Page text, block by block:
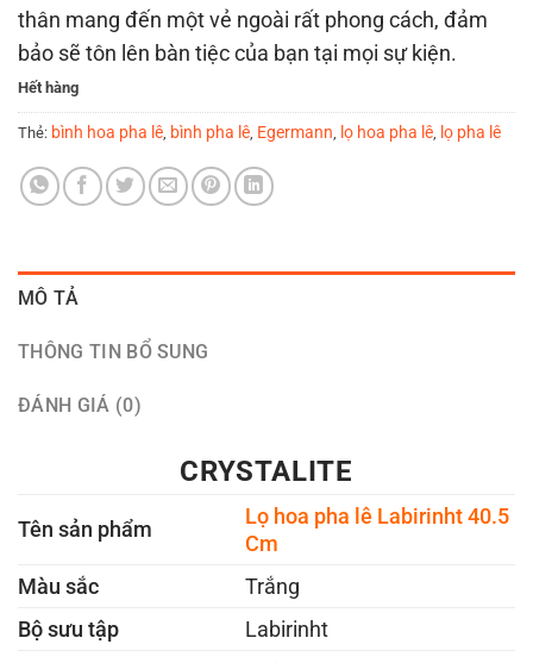
thân mang đến một vẻ ngoài rất phong cách, đảm
bảo sẽ tôn lên bàn tiệc của bạn tại mọi sự kiện.
Hết hàng
Thẻ: bình hoa pha lê, bình pha lê, Egermann, lọ hoa pha lê, lọ pha lê
MÔ TẢ
THÔNG TIN BỔ SUNG
ĐÁNH GIÁ (0)
CRYSTALITE
Tên sản phẩm
Lọ hoa pha lê Labirinht 40.5
Cm
Màu sắc
Trắng
Bộ sưu tập
Labirinht